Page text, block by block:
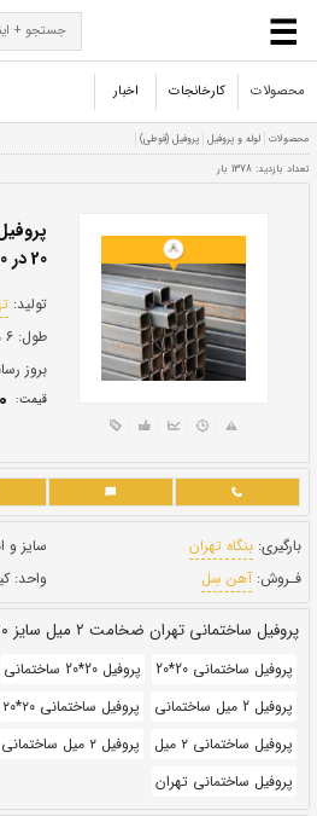
محصولات کارخانجات اخبار
20 در 20
تولید:تهران
طول:
بروز رسانی:
قيمت: 219,910 ريال